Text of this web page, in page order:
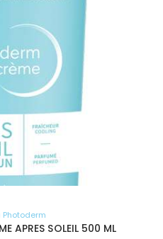
Photoderm
APRES SOLEIL 500 ML